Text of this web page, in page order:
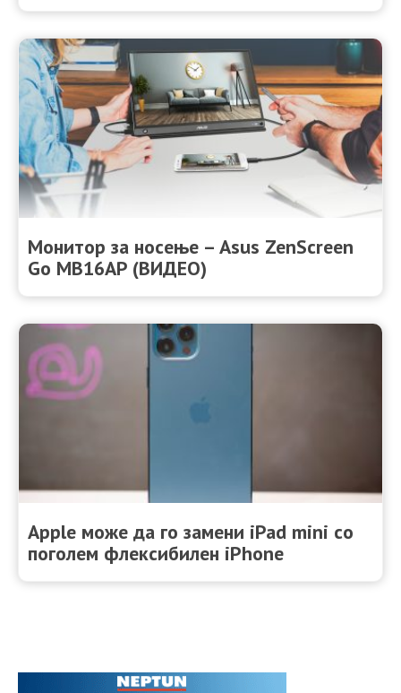
Монитор за носење – Asus ZenScreen
Go MB16AP (ВИДЕО)
Apple може да го замени iPad mini со
поголем флексибилен iPhone